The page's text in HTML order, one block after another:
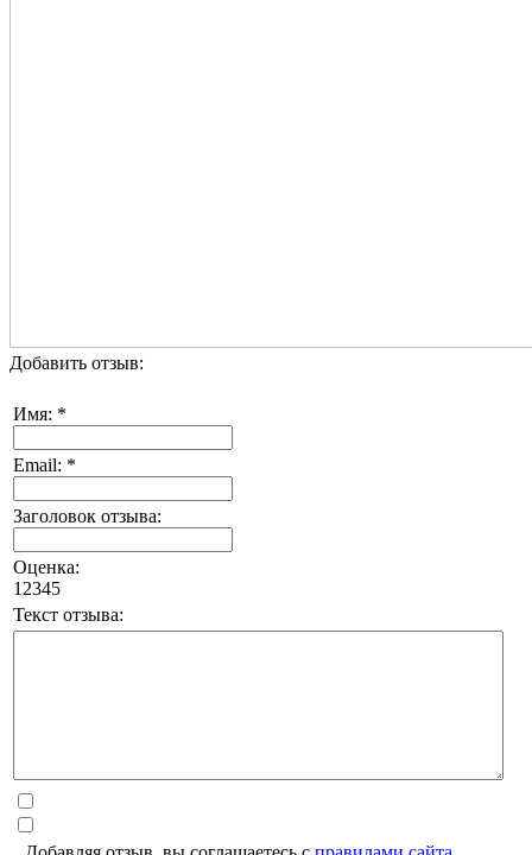
Добавить отзыв:
Имя: *
Email: *
Заголовок отзыва:
Оценка:
1 2345
Текст отзыва: